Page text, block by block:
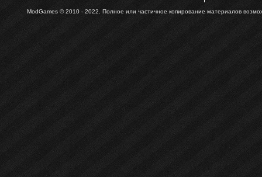
ModGames © 2010 - 2022. Полное или частичное копирование материалов